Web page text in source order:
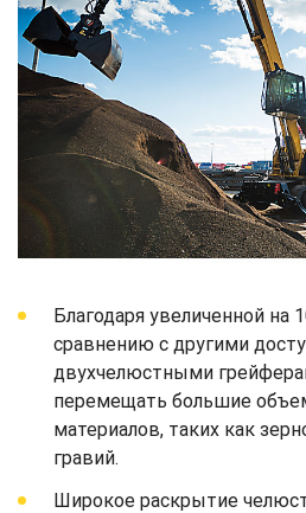
Благодаря увеличенной на
сравнению с другими
двухчелюстными
перемещать большие
материалов, таких как
гравий.
Широкое раскрытие